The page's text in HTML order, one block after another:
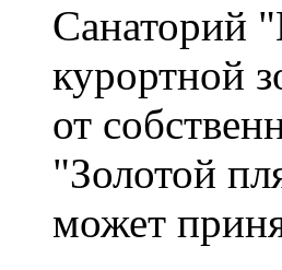
Санаторий
курортной
от
"Золотой
может